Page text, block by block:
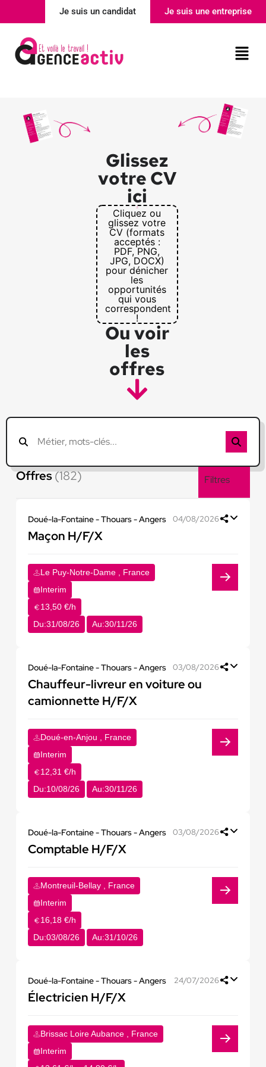
Je suis un candidat Je suis une entreprise
Glissez
votre CV
ici
Cliquez ou
glissez votre
CV (formats
acceptés :
PDF, PNG,
JPG, DOCX)
pour dénicher
les
opportunités
qui vous
correspondent
!
Ou voir
les
offres
Offres(182) Filtres
Doué-la-Fontaine - Thouars - Angers 04/08/2026
Maçon H/F/X
Le Puy-Notre-Dame , France
Interim
13,50 €/h
Du:31/08/26 Au:30/11/26
Doué-la-Fontaine - Thouars - Angers 03/08/2026
Chauffeur-livreur en voiture ou
camionnette H/F/X
Doué-en-Anjou , France
Interim
12,31 €/h
Du:10/08/26 Au:30/11/26
Doué-la-Fontaine - Thouars - Angers 03/08/2026
Comptable H/F/X
Montreuil-Bellay , France
Interim
16,18 €/h
Du:03/08/26 Au:31/10/26
Doué-la-Fontaine - Thouars - Angers 24/07/2026
Électricien H/F/X
Brissac Loire Aubance , France
Interim